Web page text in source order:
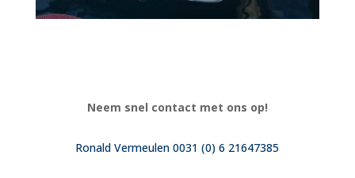
Neem snel contact met ons op!
Ronald Vermeulen 0031 (0) 6 21647385